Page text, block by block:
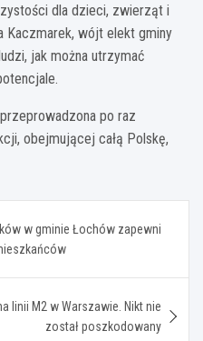
dla dzieci, zwierząt i
Kaczmarek, wójt elekt gminy
jak można utrzymać
po raz
obejmującej całą Polskę,
w gminie Łochów zapewni
linii M2 w Warszawie. Nikt nie
został poszkodowany